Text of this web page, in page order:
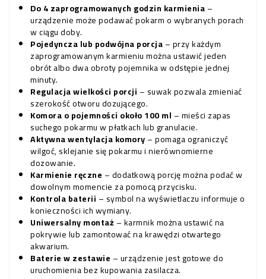
Do 4 zaprogramowanych godzin karmienia–
urządzenie może podawać pokarm o wybranych porach
w ciągu doby.
Pojedyncza lub podwójna porcja– przy każdym
zaprogramowanym karmieniu można ustawić jeden
obrót albo dwa obroty pojemnika w odstępie jednej
minuty.
Regulacja wielkości porcji – suwak pozwala zmieniać
szerokość otworu dozującego.
Komora o pojemności około 100 ml – mieści zapas
suchego pokarmu w płatkach lub granulacie.
Aktywna wentylacja komory– pomaga ograniczyć
wilgoć, sklejanie się pokarmu i nierównomierne
dozowanie.
Karmienie ręczne – dodatkową porcję można podać w
dowolnym momencie za pomocą przycisku.
Kontrola baterii – symbol na wyświetlaczu informuje o
konieczności ich wymiany.
Uniwersalny montaż– karmnik można ustawić na
pokrywie lub zamontować na krawędzi otwartego
akwarium.
Baterie w zestawie – urządzenie jest gotowe do
uruchomienia bez kupowania zasilacza.